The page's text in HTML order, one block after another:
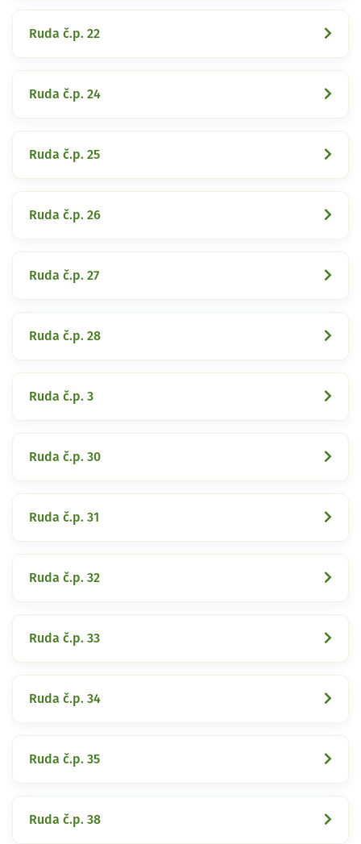
Ruda č.p. 22
Ruda č.p. 24
Ruda č.p. 25
Ruda č.p. 26
Ruda č.p. 27
Ruda č.p. 28
Ruda č.p. 3
Ruda č.p. 30
Ruda č.p. 31
Ruda č.p. 32
Ruda č.p. 33
Ruda č.p. 34
Ruda č.p. 35
Ruda č.p. 38